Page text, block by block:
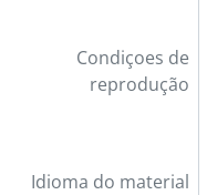
Condiçoes de
reprodução
Idioma do material